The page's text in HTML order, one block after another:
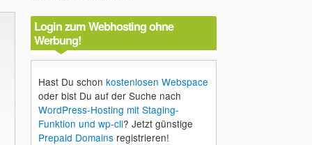
Login zum Webhosting ohne
Werbung!
Hast Du schon kostenlosen Webspace
oder bist Du auf der Suche nach
WordPress-Hosting mit Staging-
Funktion und wp-cli? Jetzt günstige
Prepaid Domainsregistrieren!